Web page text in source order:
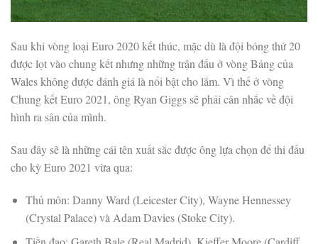
Sau khi vòng loại Euro 2020 kết thúc, mặc dù là đội bóng thứ 20
được lọt vào chung kết nhưng những trận đấu ở vòng Bảng của
Wales không được đánh giá là nổi bật cho lắm. Vì thế ở vòng
Chung kết Euro 2021, ông Ryan Giggs sẽ phải cân nhắc về đội
hình ra sân của mình.
Sau đây sẽ là những cái tên xuất sắc được ông lựa chọn để thi đấu
cho kỳ Euro 2021 vừa qua:
Thủ môn: Danny Ward (Leicester City), Wayne Hennessey
(Crystal Palace) và Adam Davies (Stoke City).